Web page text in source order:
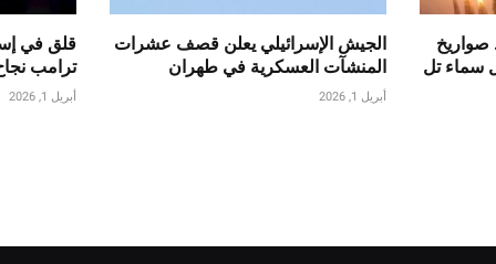
صواريخ
سماء تل
الجيش الإسرائيلي يعلن قصف عشرات
المنشآت العسكرية في طهران
أبريل 1, 2026
قلق في
ترامب
أبريل 1, 2026